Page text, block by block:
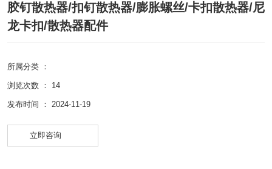
胶钉散热器/扣钉散热器/膨胀螺丝/卡扣散热器/尼
龙卡扣/散热器配件
所属分类 ：
浏览次数 ： 14
发布时间 ： 2024-11-19
立即咨询